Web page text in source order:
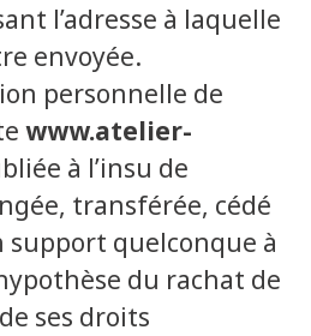
l’adresse à laquelle
envoyée.
personnelle de
www.atelier-
à l’insu de
transférée, cédé
support quelconque à
du rachat de
ses droits